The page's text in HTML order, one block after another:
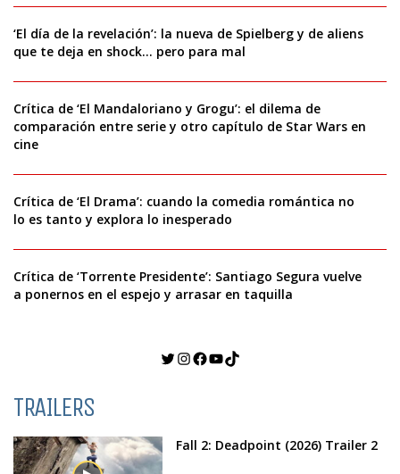
‘El día de la revelación’: la nueva de Spielberg y de aliens
que te deja en shock… pero para mal
Crítica de ‘El Mandaloriano y Grogu’: el dilema de
comparación entre serie y otro capítulo de Star Wars en
cine
Crítica de ‘El Drama’: cuando la comedia romántica no
lo es tanto y explora lo inesperado
Crítica de ‘Torrente Presidente’: Santiago Segura vuelve
a ponernos en el espejo y arrasar en taquilla
Twitter
Instagram
Facebook
YouTube
TikTok
TRAILERS
Fall 2: Deadpoint (2026) Trailer 2